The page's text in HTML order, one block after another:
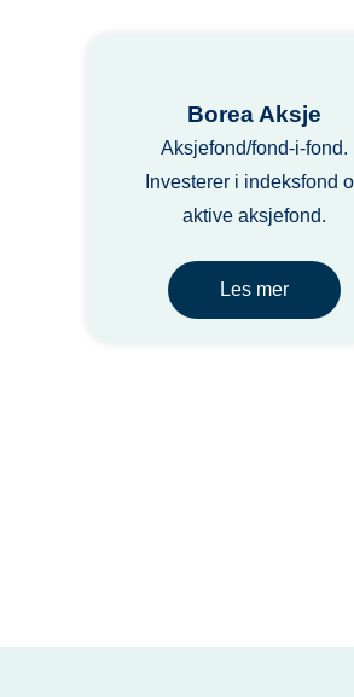
Borea Aksje
Aksjefond/fond-i-fond.
Investerer i indeksfond
aktive aksjefond.
Les mer